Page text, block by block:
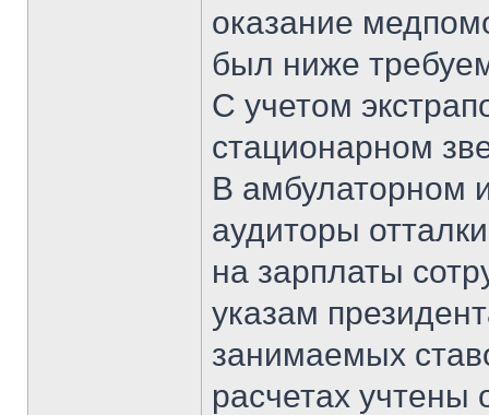
оказание
был ниже
С учетом
стационарном
В амбулаторном
аудиторы
на зарплаты
указам
занимаемых
расчетах